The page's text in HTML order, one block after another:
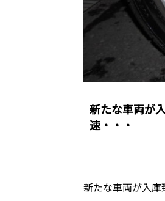
新たな車両が
速・・・
新たな車両が入庫